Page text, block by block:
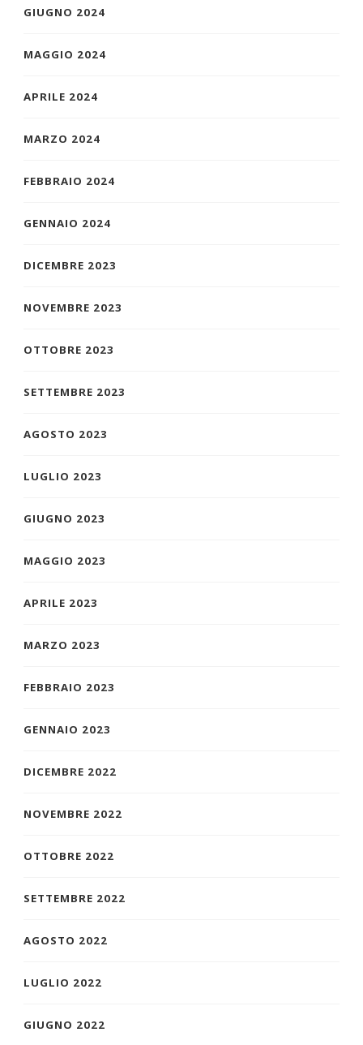
GIUGNO 2024
MAGGIO 2024
APRILE 2024
MARZO 2024
FEBBRAIO 2024
GENNAIO 2024
DICEMBRE 2023
NOVEMBRE 2023
OTTOBRE 2023
SETTEMBRE 2023
AGOSTO 2023
LUGLIO 2023
GIUGNO 2023
MAGGIO 2023
APRILE 2023
MARZO 2023
FEBBRAIO 2023
GENNAIO 2023
DICEMBRE 2022
NOVEMBRE 2022
OTTOBRE 2022
SETTEMBRE 2022
AGOSTO 2022
LUGLIO 2022
GIUGNO 2022